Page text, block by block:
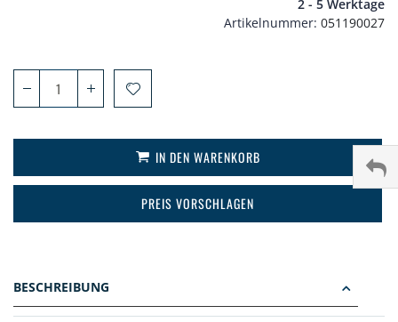
2 - 5 Werktage
Artikelnummer 051190027
IN DEN WARENKORB
PREIS VORSCHLAGEN
BESCHREIBUNG